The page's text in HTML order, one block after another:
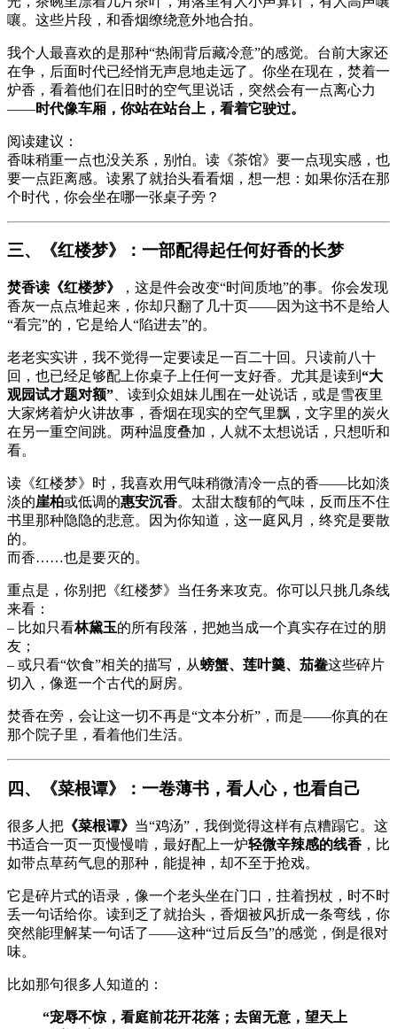
嚷。这些片段，和香烟缭绕意外地合拍。
我个人最喜欢的是那种“热闹背后藏冷意”的感觉。台前大家还
在争，后面时代已经悄无声息地走远了。你坐在现在，焚着一
炉香，看着他们在旧时的空气里说话，突然会有一点离心力
——时代像车厢，你站在站台上，看着它驶过。
阅读建议：
香味稍重一点也没关系，别怕。读《茶馆》要一点现实感，也
要一点距离感。读累了就抬头看看烟，想一想：如果你活在那
个时代，你会坐在哪一张桌子旁？
三、《红楼梦》：一部配得起任何好香的长梦
焚香读《红楼梦》
，这是件会改变“时间质地”的事。你会发现
香灰一点点堆起来，你却只翻了几十页——因为这书不是给人
“看完”的，它是给人“陷进去”的。
老老实实讲，我不觉得一定要读足一百二十回。只读前八十
回，也已经足够配上你桌子上任何一支好香。尤其是读到 “大
观园试才题对额” 、读到众姐妹儿围在一处说话，或是雪夜里
大家烤着炉火讲故事，香烟在现实的空气里飘，文字里的炭火
在另一重空间跳。两种温度叠加，人就不太想说话，只想听和
看。
读《红楼梦》时，我喜欢用气味稍微清冷一点的香——比如淡
淡的崖柏或低调的惠安沉香。太甜太馥郁的气味，反而压不住
书里那种隐隐的悲意。因为你知道，这一庭风月，终究是要散
的。
而香……也是要灭的。
重点是，你别把《红楼梦》当任务来攻克。你可以只挑几条线
来看：
– 比如只看林黛玉的所有段落，把她当成一个真实存在过的朋
友；
– 或只看“饮食”相关的描写，从螃蟹、莲叶羹、茄鲞这些碎片
切入，像逛一个古代的厨房。
焚香在旁，会让这一切不再是“文本分析”，而是——你真的在
那个院子里，看着他们生活。
四、《菜根谭》：一卷薄书，看人心，也看自己
很多人把 《菜根谭》 当“鸡汤”，我倒觉得这样有点糟蹋它。这
书适合一页一页慢慢啃，最好配上一炉轻微辛辣感的线香 ，比
如带点草药气息的那种，能提神，却不至于抢戏。
它是碎片式的语录，像一个老头坐在门口，拄着拐杖，时不时
丢一句话给你。读到乏了就抬头，香烟被风折成一条弯线，你
突然能理解某一句话了——这种“过后反刍”的感觉，倒是很对
味。
比如那句很多人知道的：
“宠辱不惊，看庭前花开花落；去留无意，望天上